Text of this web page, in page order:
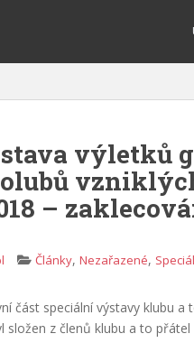
výletků
–
Články, Nezařazené,
část speciální výstavy klubu
složen z členů klubu a to